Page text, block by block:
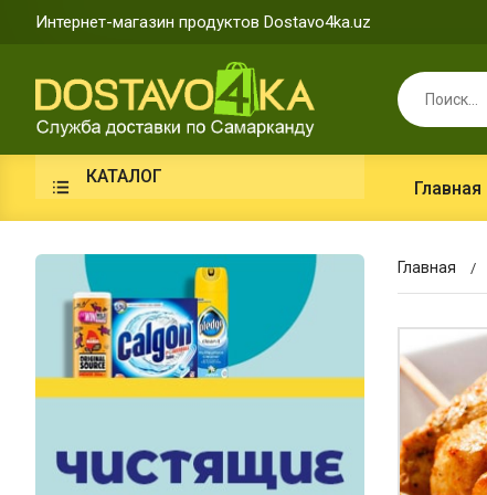
Интернет-магазин продуктов Dostavo4ka.uz
КАТАЛОГ
Главная
Главная